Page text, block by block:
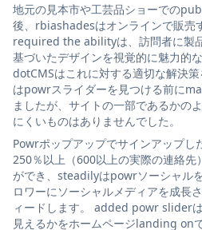
地元の見本市や工芸品ショーでの
後、rbiashadesはオンラインで販売
required the abilityは、訪問者に製
基づいたデザインを視覚的に魅力的
dotCMSはこれに対する適切な解決
はpowrスライダーを見つける前に
ましたが、サイトの一部であるかの
にくいものはありませんでした。
Powrポップアップでサインアップ
250％以上（600以上の実際の連絡先
ができ、steadilyはpowrソーシャル
ロワーにソーシャルメディアを成長
ィードします。 added powr slider
見えるかをホームページlanding on